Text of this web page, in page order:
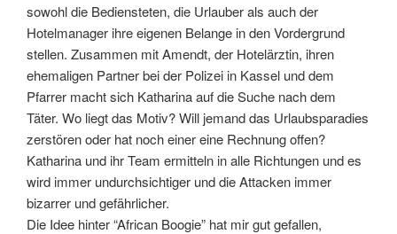
sowohl die Bediensteten, die Urlauber als auch der
Hotelmanager ihre eigenen Belange in den Vordergrund
stellen. Zusammen mit Amendt, der Hotelärztin, ihren
ehemaligen Partner bei der Polizei in Kassel und dem
Pfarrer macht sich Katharina auf die Suche nach dem
Täter. Wo liegt das Motiv? Will jemand das Urlaubsparadies
zerstören oder hat noch einer eine Rechnung offen?
Katharina und ihr Team ermitteln in alle Richtungen und es
wird immer undurchsichtiger und die Attacken immer
bizarrer und gefährlicher.
Die Idee hinter “African Boogie” hat mir gut gefallen,